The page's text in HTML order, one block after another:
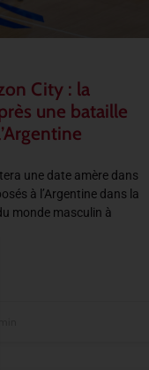
City : la
une bataille
une date amère dans
à l’Argentine dans la
monde masculin à